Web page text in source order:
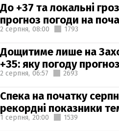
До +37 та локальні
прогноз погоди на
2 серпня, 08:00 1793
Дощитиме лише на
+35: яку погоду
2 серпня, 06:57 2693
Спека на початку
рекордні показники
1 серпня, 20:00 1539